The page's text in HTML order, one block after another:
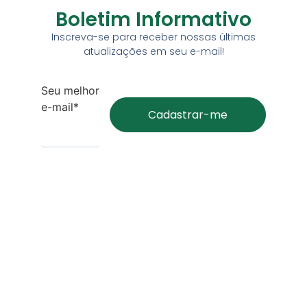
Boletim Informativo
Inscreva-se para receber nossas últimas
atualizações em seu e-mail!
Seu melhor
e-mail*